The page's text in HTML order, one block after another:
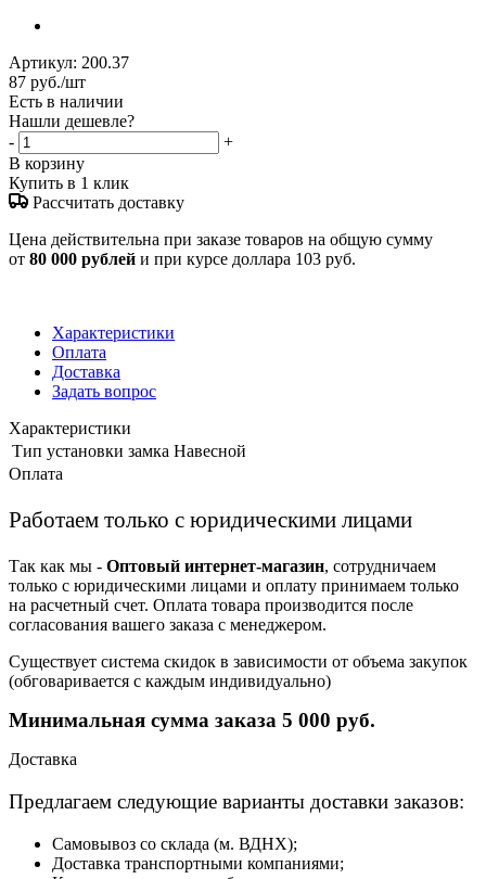
Артикул: 200.37
87 руб./шт
Есть в наличии
Нашли дешевле?
-
+
В корзину
Купить в 1 клик
Рассчитать доставку
Цена действительна при заказе товаров на общую сумму
от 80 000 рублей и при курсе доллара 103 руб.
Характеристики
Оплата
Доставка
Задать вопрос
Характеристики
Тип установки замка Навесной
Оплата
Работаем только с юридическими лицами
Так как мы - Оптовый интернет-магазин, сотрудничаем
только с юридическими лицами и оплату принимаем только
на расчетный счет. Оплата товара производится после
согласования вашего заказа с менеджером.
Существует система скидок в зависимости от объема закупок
(обговаривается с каждым индивидуально)
Минимальная сумма заказа 5 000 руб.
Доставка
Предлагаем следующие варианты доставки заказов:
Самовывоз со склада (м. ВДНХ);
Доставка транспортными компаниями;